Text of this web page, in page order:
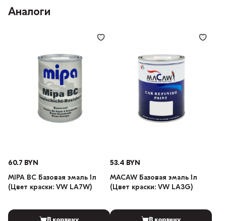
Аналоги
60.7 BYN
MIPA BC Базовая эмаль 1л
(Цвет краски: VW LA7W)
В корзину
53.4 BYN
MACAW Базовая эмаль 1л
(Цвет краски: VW LA3G)
В корзину